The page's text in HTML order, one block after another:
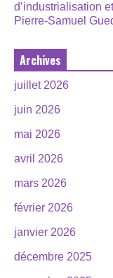
d’industrialisation
Pierre-Samuel
Archives
juillet 2026
juin 2026
mai 2026
avril 2026
mars 2026
février 2026
janvier 2026
décembre 2025